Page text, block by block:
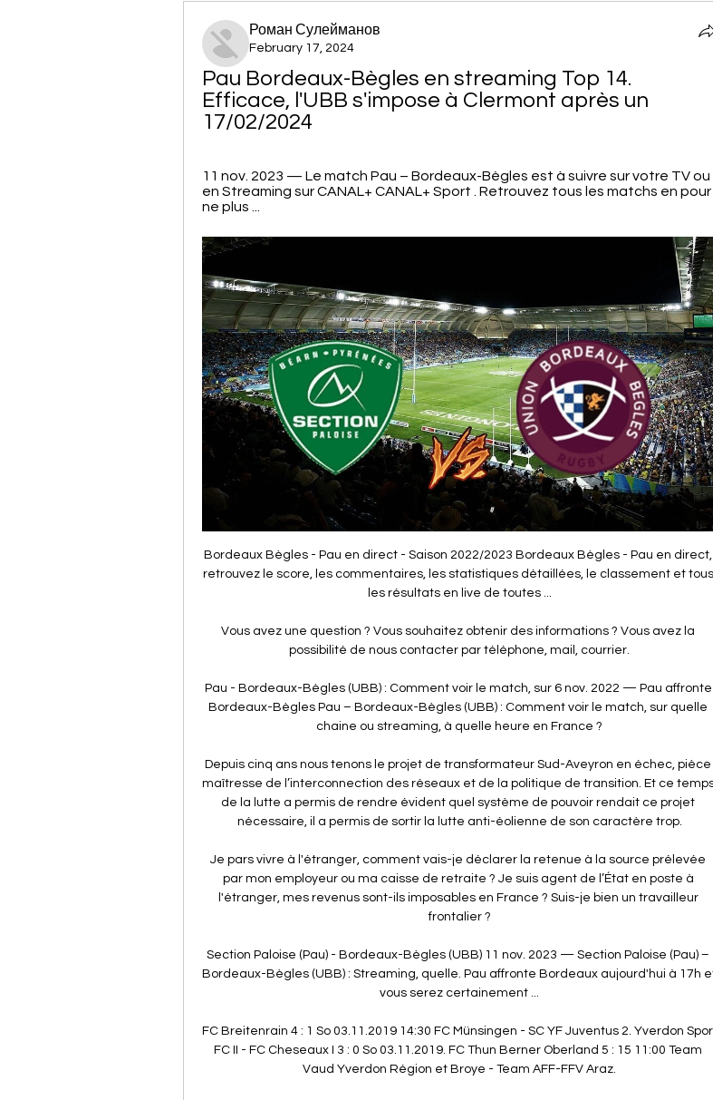
Роман Сулейманов
February 17, 2024
Pau Bordeaux-Bègles en streaming Top 14.
Efficace, l'UBB s'impose à Clermont après un
17/02/2024
11 nov. 2023 — Le match Pau – Bordeaux-Bègles est à suivre sur votre TV ou
en Streaming sur CANAL+ CANAL+ Sport . Retrouvez tous les matchs en pour
ne plus ...
Bordeaux Bègles - Pau en direct - Saison 2022/2023 Bordeaux Bègles - Pau en direct, retrouvez le score, les commentaires, les statistiques détaillées, le classement et tous les résultats en live de toutes ...

Vous avez une question ? Vous souhaitez obtenir des informations ? Vous avez la possibilité de nous contacter par téléphone, mail, courrier.

Pau - Bordeaux-Bègles (UBB) : Comment voir le match, sur 6 nov. 2022 — Pau affronte Bordeaux-Bègles Pau – Bordeaux-Bègles (UBB) : Comment voir le match, sur quelle chaine ou streaming, à quelle heure en France ?

Depuis cinq ans nous tenons le projet de transformateur Sud-Aveyron en échec, pièce maîtresse de l’interconnection des réseaux et de la politique de transition. Et ce temps de la lutte a permis de rendre évident quel système de pouvoir rendait ce projet nécessaire, il a permis de sortir la lutte anti-éolienne de son caractère trop.

Je pars vivre à l'étranger, comment vais-je déclarer la retenue à la source prélevée par mon employeur ou ma caisse de retraite ? Je suis agent de l’État en poste à l'étranger, mes revenus sont-ils imposables en France ? Suis-je bien un travailleur frontalier ?

Section Paloise (Pau) - Bordeaux-Bègles (UBB) 11 nov. 2023 — Section Paloise (Pau) – Bordeaux-Bègles (UBB) : Streaming, quelle. Pau affronte Bordeaux aujourd'hui à 17h et vous serez certainement ...

FC Breitenrain 4 : 1 So 03.11.2019 14:30 FC Münsingen - SC YF Juventus 2. Yverdon Sport FC II - FC Cheseaux I 3 : 0 So 03.11.2019. FC Thun Berner Oberland 5 : 15 11:00 Team Vaud Yverdon Région et Broye - Team AFF-FFV Araz.

En poursuivant votre navigation, vous acceptez notre utilisation de cookies. Nous utilisons des cookies pour améliorer notre site et votre expérience shopping.

Réservez les meilleures places pour Stade De Reims grâce au Plan de Salle Interactif et Recevez vos billets immédiatement en E-ticket avec Cultura.fr

TOP 14 - Bordeaux-Bègles VS Pau il y a 20 heures — Le match Bordeaux-Bègles – Pau est à suivre sur votre TV ou en Streaming sur CANAL+ CANAL+ Sport . Retrouvez tous les matchs en pour ne plus ...

Bonjour, Bienvenue sur le nouveau site internet d'H-Tube. Pour rechercher des produits, consultez notre page "Nos Produits". Pour commander, cliquez sur "Se connecter" en haut à gauche de l'écran.

Nous chargeons et déchargeons vos marchandises dans tout le pays. Que ce soit à Rome, Milan, Bolzano, Naples ou ailleurs dans la Botte. La société LKW WALTER, le transporteur européen, organise vos transports routiers (chargements complets) de toute l'Italie vers tous les pays d'Europe et vice versa.

La fête de Carnaval bat son plein à Cologne. Sami prend part aux festivités au sein de la célèbre troupe folklorique «Rote Funken». Soudain, un des membres du groupe est brutalement renversé juste devant ses yeux. Le conducteur prend la fuite, mais les soupçons se portent vite sur Tony Frings, une ancienne star locale. Plusieurs.

En moyenne, les hôtels 3 étoiles à Strasbourg coûtent € 88,95 la nuit, et les hôtels 4 étoiles à Strasbourg coûtent € 129,61 la nuit. Si vous optez pour un séjour hors du commun, vous trouverez des hôtels 5 étoiles à Strasbourg à environ € 223,98 la nuit (d'après les tarifs disponibles sur Booking.com).

- Comment suivre : SMR / USON ? - Rendez vous ce soir pour le premier match de l'année 2019 ! Et quel match !! Nos Jaune et Noir recevront le leader l' USON Nevers Rugby. Ce match comptera pour la 17 ème journée de PRO D2, et pour ne rien rater nous vous proposons plusieurs solutions : - Au Stade -

Grenoble - Paris FC : Pronostic +2.5 buts / -2.5 buts. Retrouvez notre pronostic sur le nombre de buts dans le match Grenoble - Paris FC Pronostic plus ou moins 2.5 buts : Grenoble - Paris FC

Brésil - Nigéria, résultat et score du match. Le match Brésil - Nigéria en direct live du 13 octobre 2019 à 14:00 (Matchs Amicaux Equipes Nationales, Monde) sur footlive.

Le trajet en train le plus rapide de Lens à Le Havre est de 4 heures et 0 minute. Quel est le prix d’un billet de train Lens — Le Havre ? Le prix des billets de train Lens — Le Havre commence à partir de 30 € si vous réservez à l’avance, et augmente à mesure que la date du …

Le résumé de Pau / Bordeaux-Bègles - Top 14 (J6) - Vidéo 10:48TOP 14, PRO D2, SuperRugby, SevenSeries… Encore plus de rugby sur myCANAL : https://www.canalplus.com/sport/rugby Abonnez-vous pour suivre ...Dailymotion · CANAL+ Sport · 11 nov. 2023

Les Dragons de Rouen se sont imposés 2-5 chez l'Anglet Hormadi ce mardi pour la 35ème journée de Synerglace Ligue Magnus. Une 33ème victoire en 36 matchs qui s'est décidée en troisième période tant Léo Bertein, le portier angloy, et ses partenaires ont repoussé l'échéance et les Rouennais, privés de Joël Caron et Loïc Lampérier.

Comme toujours à domicile, c’est en direct du stade de la Meinau si situant au 12 Rue de l’Extenwoerth à Strasbourg 67100, que va se dérouler ce match, et le coup d’envoi de la diffusion en streaming est prévu à 20:00 heures, horaire local.

Voir toutes les cartes Un pays coupé en deux. L’Ukraine est un État d’Europe de l’Est, le deuxième d’Europe par sa superficie après la partie européenne de la Russie (qui comprend 4 …

Gambardella U19 : VFF – Angoulême en 64è Pour la 2ème saison d’affilée, le Vendée Fontenay Foot sera présent lors des 64èmes de Finale de Coupe Gambardella. Le tirage au sort s’est déroulé ce midi à la FFF.

Le XV pour Angoulême Après avoir ramené un point de bonus défensif de leur déplacement à Montauban, les carcassonnais n’ont qu’un seul objectif : gagner. Pour cette seconde journée de championnat, c’est la réception d’Angoulême qui attend les hommes de Christian Labit, Mathieu Cidre et Julien Seron.

Magasinez en ligne au RW-CO.com pour des hauts, pantalons, vestons, jupes, robes, manteaux & chandails pour femmes. Des vêtements pour le bureau, le week-end & plus.

GRATUIT - Découvrez tous les résultats du bac dans l'académie de Rouen, avec la liste des candidats classés par année et par ordre alphabétique, ou tapez un nom dans le moteur de recherche ci-dessous pour découvrir son résultat au bac.

Des blockbusters inédits, des programmes pour toute la famille et les épisodes de vos séries préférées 24 heures après leur diffusion aux États-Unis : l'offre d'OCS est particulièrement alléchante pour les abonnés en quête de programmes variés et de qualité. Présentée comme hybride, l'offre OCS associe en effet des chaînes classiques avec des vidéos à la demande afin de toucher tous les publics.

C'est le club d'Enyimba FC, tenant du titre, qui remporte à nouveau le championnat après avoir terminé en tête du classement final, avec quatre points d'avance sur Enugu Rangers et cinq sur Kano Pillars.

En poursuivant votre navigation sur ce site, vous acceptez l’utilisation de cookies pour la mesure d’audience des pages de Quimper.bzh et pour le fonctionnement des …

Le visa Kenya est nécessaire pour les citoyens de République Démocratique du Congo pour plus d'information, s'il vous plaît, contactez les bureaux les plus proches Ambassade de Kenya.

C'est sous bonne escorte que les supporters allemands de l'Eintracht Francfort se sont rendus au stade de la Meinau, pour le match qui oppose leur équipe au Racing Club de Strasbourg.

Union Bordeaux-Bègles - Section Paloise infos: Top 14 il y a 9 heures — bordeaux-. Union Bordeaux-Bègles. Programmé. -. -. https://www.eurosport.fr/rugby/equipes/pau/. Section Paloise. Résumé · Statistiques ...

Le calcul direct des limites mène à une indétermination de la forme 0/0. Il est alors utile de rechercher un développement limité au voisinage de 0 des différentes fonctions de référence en présence.

Lyon-Villeurbanne a réussi un très joli coup en recrutant A.J. Slaughter. Le meneur-arrière américain (29 ans, 1,88 m), qui évoluait cette saison à Strasbourg, s’est officiellement engagé jusqu’en 2019.

🏉 Bordeaux-Bègles / Pau ▷ match Rugby TOP 14 Match Bordeaux-Bègles / Pau en direct samedi 17 février à 16h57 : programme TV Rugby Bordeaux-Bègles / Pau - Rugby Top 14 sur Canal+ Top 14. Bordeaux-Bègles ...

L’Islande et ses paysages fabuleux en font rêver plus d’un ! Mais, même avec la crise de 2008 qu’a connu le pays, les prix pour se loger et manger sont restés bien supérieurs à ceux que l’on connait en France …

La diffusion récente d'une affiche de campagne défendant le droit pour des femmes voilées de faire des sorties scolaires par la FCPE est une "erreur", a jugé mardi Jean-Michel Blanquer, s.

LA LIGUE DE NORMANDIE INFOS PRATIQUES Sport Boule Magazine Documents Réglementattion Adhésion Contact et plan Accueil › 2016-2017 › News › Aprés sa victoire du 18/02, CANTELEU est champion de Seine-Maritime AS 3 et 4. commenter. Aprés sa victoire du 18/02, CANTELEU est champion de Seine-Maritime AS 3 et 4.

U17 Féminine, Euro 2016 France-République tchèque (1-1), le résumé Découvrez le résumé vidéo du premier match des Bleuettes lors du Tour Elite de l'Euro 2016 disputé samedi 19 mars à Flers.

deux cas confirmés en République Tchèque Veille sanitaire internationale (VSI) Plateforme ESA – France LNR peste porcine africaine, Anses laboratoire de Ploufragan – France Sources : données ADNS/FAO Empres-i actualisées au 14/06/2017, comité permanent du PAFF – rapports du 6-7 avril 2017, déclarations OIE ADNS du 27/07/2017

Tout ce qu'il faut savoir sur le match Deportivo Santaní vs Sol de América de Clausura Paraguay du (18 Août 2019) en direct : Résumé, statistiques, compositions et résultats - Besoccer. Don't miss the most important football matches while navigating as usual through the pages of your choice.

Dexis est l'enseigne européenne de distribution des gammes techniques de Descours & Cabaud Dexis, spécialiste des métiers de l'industrie, au travers des plus grandes marques du marché, vous propose des services et solutions pour la maintenance de vos équipements. Son expertise vous assure une offre globale personnalisée selon vos attentes.

Le résumé de Pau / Bordeaux-Bègles - Top 14 (J6) - Vidéo 10:48Le r